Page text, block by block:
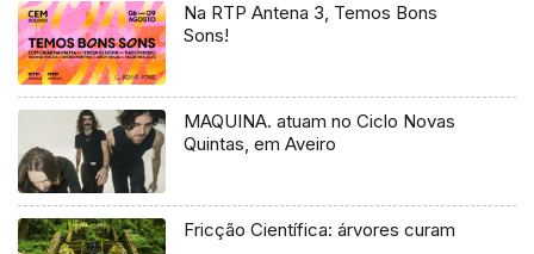
Na RTP Antena 3, Temos Bons
Sons!
MAQUINA. atuam no Ciclo Novas
Quintas, em Aveiro
Fricção Científica: árvores curam